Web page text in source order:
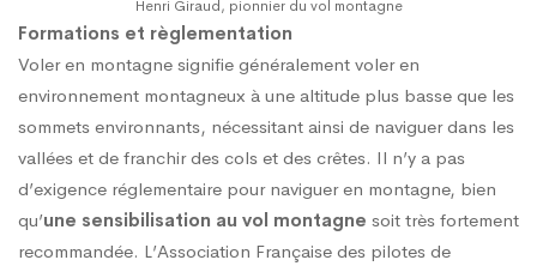
Henri Giraud, pionnier du vol montagne
Formations et règlementation
Voler en montagne signifie généralement voler en
environnement montagneux à une altitude plus basse que les
sommets environnants, nécessitant ainsi de naviguer dans les
vallées et de franchir des cols et des crêtes. Il n’y a pas
d’exigence réglementaire pour naviguer en montagne, bien
qu’une sensibilisation au vol montagne soit très fortement
recommandée. L’Association Française des pilotes de